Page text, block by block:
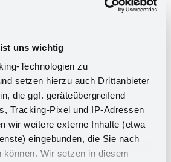
uns wichtig
Technologien zu
setzen hierzu auch Drittanbieter
die ggf. geräteübergreifend
Tracking-Pixel und IP-Adressen
wir weitere externe Inhalte (etwa
eingebunden, die Sie nach
können. Wir setzen in diesem